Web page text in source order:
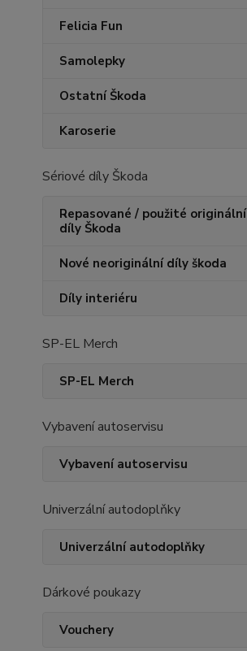
Felicia Fun
Samolepky
Ostatní Škoda
Karoserie
Sériové díly Škoda
Repasované / použité originální
díly Škoda
Nové neoriginální díly škoda
Díly interiéru
SP-EL Merch
SP-EL Merch
Vybavení autoservisu
Vybavení autoservisu
Univerzální autodoplňky
Univerzální autodoplňky
Dárkové poukazy
Vouchery